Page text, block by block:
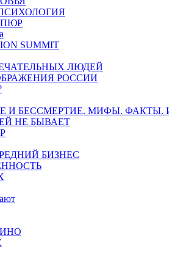
SUMMIT
ЛЮДЕЙ
РОССИИ
И БЕССМЕРТИЕ. МИФЫ. ФАКТЫ.
НЕ БЫВАЕТ
БИЗНЕС